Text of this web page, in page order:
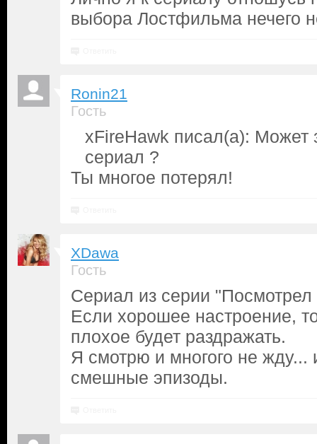
выбора Лостфильма нечего
Ronin21
Гость
xFireHawk писал(а): Может
сериал ?
Ты многое потерял!
XDawa
Гость
Сериал из серии
Если хорошее настроение,
плохое будет раздражать.
Я смотрю и многого не жду...
смешные эпизоды.